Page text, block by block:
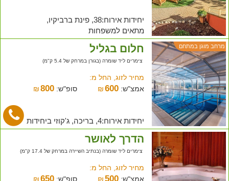
יחידות אירוח:38, פינת ברביקיו,
מתאים למשפחות
מרחב מוגן במתחם חלום בגליל
צימרים ליד שומרה (בגורן במרחק של 5.4 ק"מ)
מחיר לזוג, החל מ:
אמצ"ש:
₪600 סופ"ש: ₪ 800
יחידות אירוח:4, בריכה, ג'קוזי ביחידות
הדרך לאושר
צימרים ליד שומרה (בנתיב השיירה במרחק של 17.4 ק"מ)
מחיר לזוג, החל מ:
אמצ"ש:
₪500 סופ"ש: ₪ 650